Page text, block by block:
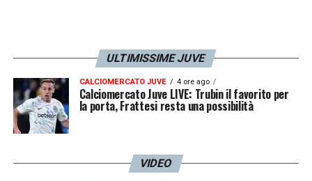
ULTIMISSIME JUVE
CALCIOMERCATO JUVE 4 ore ago
Calciomercato Juve LIVE: Trubin il favorito per
la porta, Frattesi resta una possibilità
VIDEO